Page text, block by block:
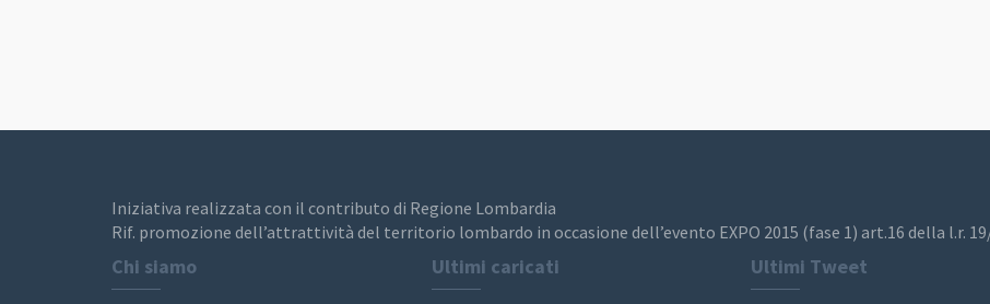
Iniziativa realizzata con il contributo di Regione Lombardia
Rif. promozione dell’attrattività del territorio lombardo in occasione dell’evento EXPO 2015 (fase 1) art.16 della l.r.
Chi siamo Ultimi caricati Ultimi Tweet